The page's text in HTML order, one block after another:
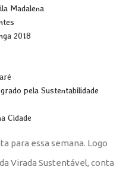
Madalena
2018
pela Sustentabilidade
Cidade
para essa semana. Logo
Virada Sustentável, conta